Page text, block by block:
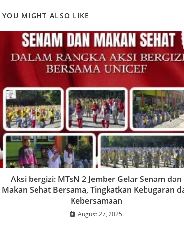
YOU MIGHT ALSO LIKE
Aksi bergizi: MTsN 2 Jember Gelar Senam dan
Makan Sehat Bersama, Tingkatkan Kebugaran
Kebersamaan
August 27, 2025